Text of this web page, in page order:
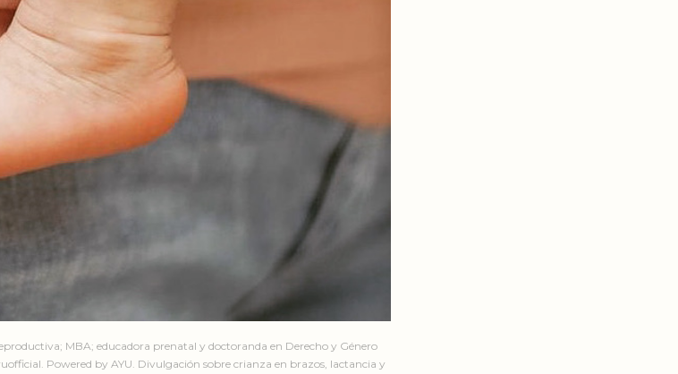
MBA; educadora prenatal y doctoranda en Derecho y Género
Powered by AYU. Divulgación sobre crianza en brazos, lactancia y